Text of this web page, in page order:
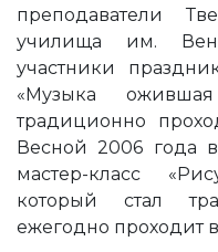
преподаватели
училища им.
участники
«Музыка
традиционно
Весной 2006 года
мастер-класс
который стал
ежегодно проходит